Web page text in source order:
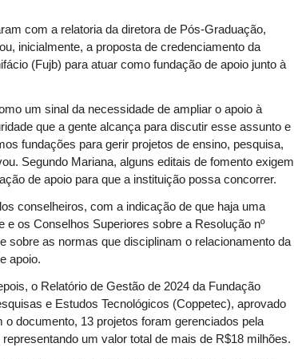
com a relatoria da diretora de Pós-Graduação,
inicialmente, a proposta de credenciamento da
(Fujb) para atuar como fundação de apoio junto à
um sinal da necessidade de ampliar o apoio à
que a gente alcança para discutir esse assunto e
fundações para gerir projetos de ensino, pesquisa,
Segundo Mariana, alguns editais de fomento exigem
de apoio para que a instituição possa concorrer.
conselheiros, com a indicação de que haja uma
e os Conselhos Superiores sobre a Resolução nº
sobre as normas que disciplinam o relacionamento da
apoio.
o Relatório de Gestão de 2024 da Fundação
e Estudos Tecnológicos (Coppetec), aprovado
o documento, 13 projetos foram gerenciados pela
um valor total de mais de R$18 milhões.